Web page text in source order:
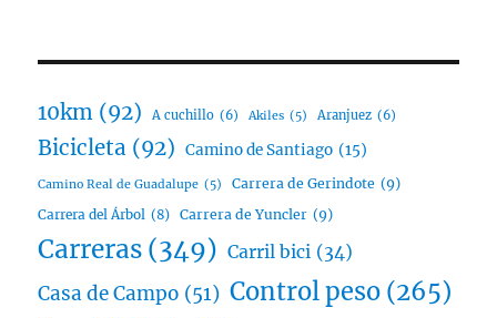
10km (92) A cuchillo (6) Akiles (5) Aranjuez (6)
Bicicleta (92) Camino de Santiago (15)
Camino Real de Guadalupe (5) Carrera de Gerindote (9)
Carrera del Árbol (8) Carrera de Yuncler (9)
Carreras (349) Carril bici (34)
Casa de Campo (51) Control peso (265)